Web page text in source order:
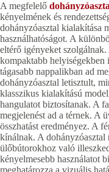
A megfelelő
kényelmének és
dohányzóasztal kialakítása
használhatóságot. A
eltérő igényeket
kompaktabb helyiségekben
tágasabb nappalikban ad
dohányzóasztal letisztult,
klasszikus kialakítású
hangulatot biztosítanak. A
megjelenést ad a térnek. A
összhatást eredményez. A
kínálnak. A dohányzóasztal
ülőbútorokhoz való
kényelmesebb használatot